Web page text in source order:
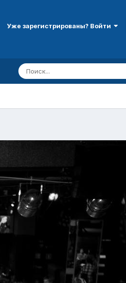
Уже зарегистрированы? Войти